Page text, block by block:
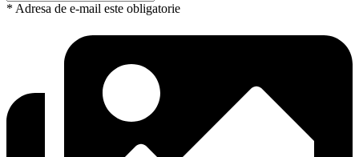
* Adresa de e-mail este obligatorie